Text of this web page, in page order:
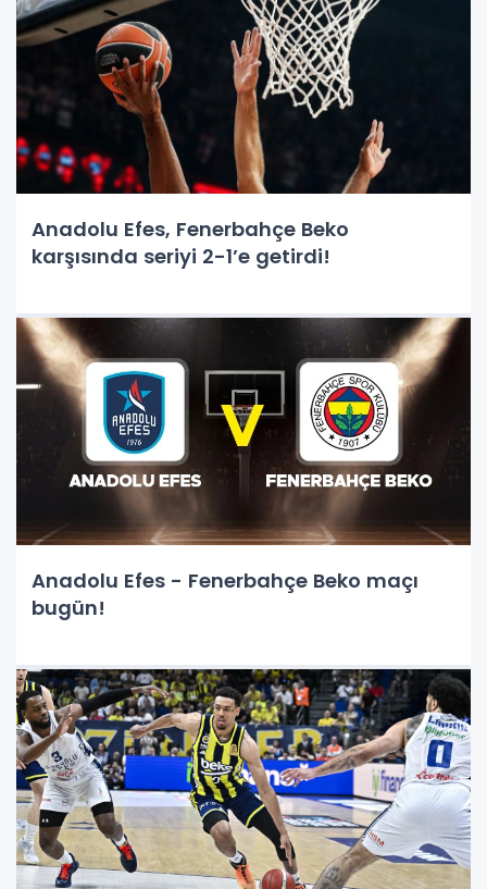
Anadolu Efes, Fenerbahçe Beko
karşısında seriyi 2-1’e getirdi!
Anadolu Efes - Fenerbahçe Beko maçı
bugün!